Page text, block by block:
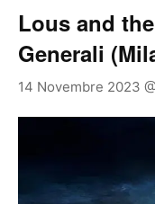
Lous and
Generali
14 Novembre 2023